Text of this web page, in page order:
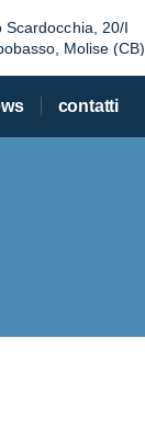
Scardocchia, 20/I
Molise (CB)
contatti